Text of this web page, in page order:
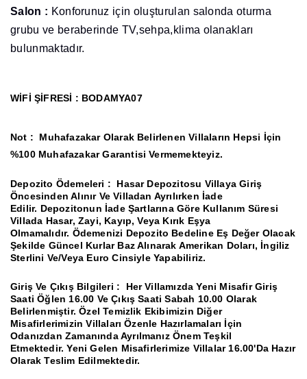
Salon : Konforunuz için oluşturulan salonda oturma
grubu ve beraberinde TV,sehpa,klima olanakları
bulunmaktadır.
WİFİ ŞİFRESİ : BODAMYA07
Not : Muhafazakar Olarak Belirlenen Villaların Hepsi İçin
%100 Muhafazakar Garantisi Vermemekteyiz.
Depozito Ödemeleri : Hasar Depozitosu Villaya Giriş
Öncesinden Alınır Ve Villadan Ayrılırken İade
Edilir. Depozitonun İade Şartlarına Göre Kullanım Süresi
Villada Hasar, Zayi, Kayıp, Veya Kırık Eşya
Olmamalıdır. Ödemenizi Depozito Bedeline Eş Değer Olacak
Şekilde Güncel Kurlar Baz Alınarak Amerikan Doları, İngiliz
Sterlini Ve/Veya Euro Cinsiyle Yapabiliriz.
Giriş Ve Çıkış Bilgileri : Her Villamızda Yeni Misafir Giriş
Saati Öğlen 16.00 Ve Çıkış Saati Sabah 10.00 Olarak
Belirlenmiştir.Özel Temizlik Ekibimizin Diğer
Misafirlerimizin Villaları Özenle Hazırlamaları İçin
Odanızdan Zamanında Ayrılmanız Önem Teşkil
Etmektedir.Yeni Gelen Misafirlerimize Villalar 16.00'Da Hazır
Olarak Teslim Edilmektedir.